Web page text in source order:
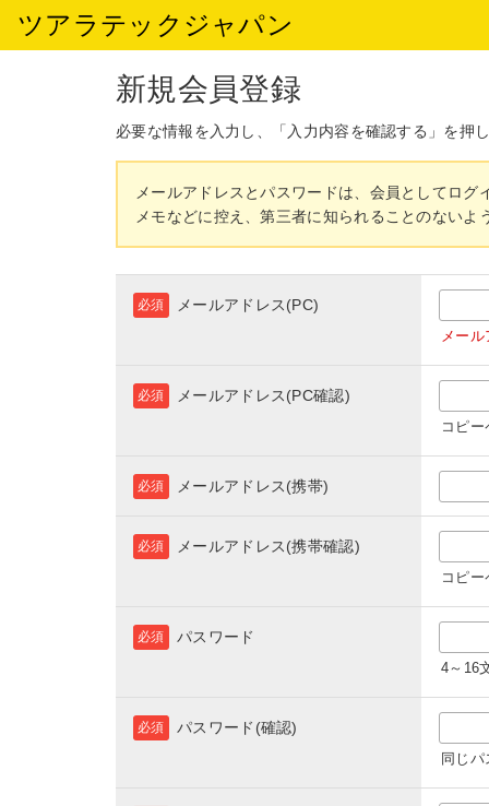
ツアラテックジャパン
新規会員登録
必要な情報を入力し、「入力内容を確認する」を押
メールアドレスとパスワードは、会員としてログ
メモなどに控え、第三者に知られることのないよ
メールアドレス(PC)
必須
メー
メールアドレス(PC確認)
必須
コピ
メールアドレス(携帯)
必須
メールアドレス(携帯確認)
必須
コピ
パスワード
必須
4～16
パスワード(確認)
必須
同じ